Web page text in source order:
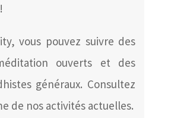
vous pouvez suivre des
ouverts et des
généraux. Consultez
de nos activités actuelles.